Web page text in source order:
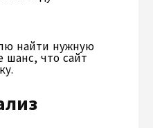
найти нужную
что сайт